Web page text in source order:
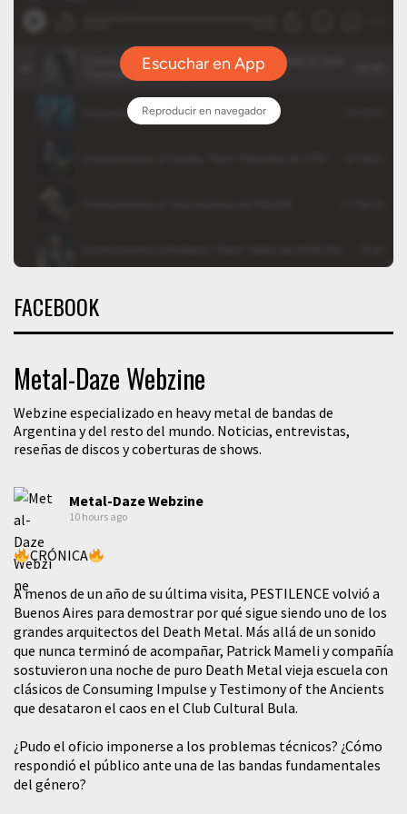
FACEBOOK
Metal-Daze Webzine
Webzine especializado en heavy metal de bandas de
Argentina y del resto del mundo. Noticias, entrevistas,
reseñas de discos y coberturas de shows.
Metal-Daze Webzine
10 hours ago
CRÓNICA
A menos de un año de su última visita, PESTILENCE volvió a
Buenos Aires para demostrar por qué sigue siendo uno de los
grandes arquitectos del Death Metal. Más allá de un sonido
que nunca terminó de acompañar, Patrick Mameli y compañía
sostuvieron una noche de puro Death Metal vieja escuela con
clásicos de Consuming Impulse y Testimony of the Ancients
que desataron el caos en el Club Cultural Bula.
¿Pudo el oficio imponerse a los problemas técnicos? ¿Cómo
respondió el público ante una de las bandas fundamentales
del género?